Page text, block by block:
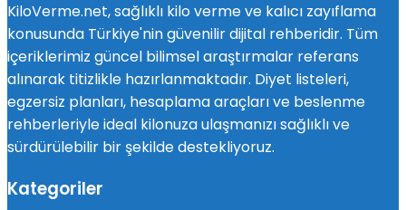
KiloVerme.net, sağlıklı kilo verme ve kalıcı zayıflama
konusunda Türkiye'nin güvenilir dijital rehberidir. Tüm
içeriklerimiz güncel bilimsel araştırmalar referans
alınarak titizlikle hazırlanmaktadır. Diyet listeleri,
egzersiz planları, hesaplama araçları ve beslenme
rehberleriyle ideal kilonuza ulaşmanızı sağlıklı ve
sürdürülebilir bir şekilde destekliyoruz.
Kategoriler